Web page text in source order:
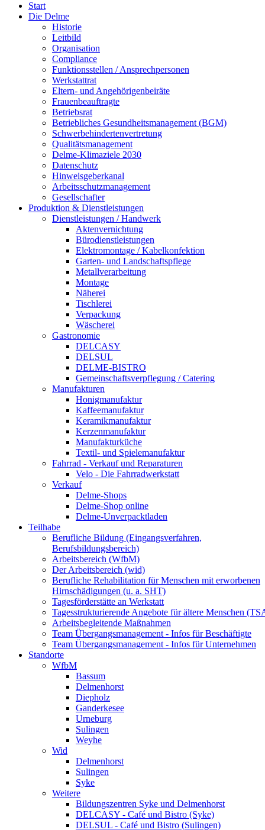
Start
Die Delme
Historie
Leitbild
Organisation
Compliance
Funktionsstellen / Ansprechpersonen
Werkstattrat
Eltern- und Angehörigenbeiräte
Frauenbeauftragte
Betriebsrat
Betriebliches Gesundheitsmanagement (BGM)
Schwerbehindertenvertretung
Qualitätsmanagement
Delme-Klimaziele 2030
Datenschutz
Hinweisgeberkanal
Arbeitsschutzmanagement
Gesellschafter
Produktion & Dienstleistungen
Dienstleistungen / Handwerk
Aktenvernichtung
Bürodienstleistungen
Elektromontage / Kabelkonfektion
Garten- und Landschaftspflege
Metallverarbeitung
Montage
Näherei
Tischlerei
Verpackung
Wäscherei
Gastronomie
DELCASY
DELSUL
DELME-BISTRO
Gemeinschaftsverpflegung / Catering
Manufakturen
Honigmanufaktur
Kaffeemanufaktur
Keramikmanufaktur
Kerzenmanufaktur
Manufakturküche
Textil- und Spielemanufaktur
Fahrrad - Verkauf und Reparaturen
Velo - Die Fahrradwerkstatt
Verkauf
Delme-Shops
Delme-Shop online
Delme-Unverpacktladen
Teilhabe
Berufliche Bildung (Eingangsverfahren,
Berufsbildungsbereich)
Arbeitsbereich (WfbM)
Der Arbeitsbereich (wid)
Berufliche Rehabilitation für Menschen mit erworbenen
Hirnschädigungen (u. a. SHT)
Tagesförderstätte an Werkstatt
Tagesstrukturierende Angebote für ältere Menschen
Arbeitsbegleitende Maßnahmen
Team Übergangsmanagement - Infos für Beschäftigte
Team Übergangsmanagement - Infos für Unternehmen
Standorte
WfbM
Bassum
Delmenhorst
Diepholz
Ganderkesee
Urneburg
Sulingen
Weyhe
Wid
Delmenhorst
Sulingen
Syke
Weitere
Bildungszentren Syke und Delmenhorst
DELCASY - Café und Bistro (Syke)
DELSUL - Café und Bistro (Sulingen)